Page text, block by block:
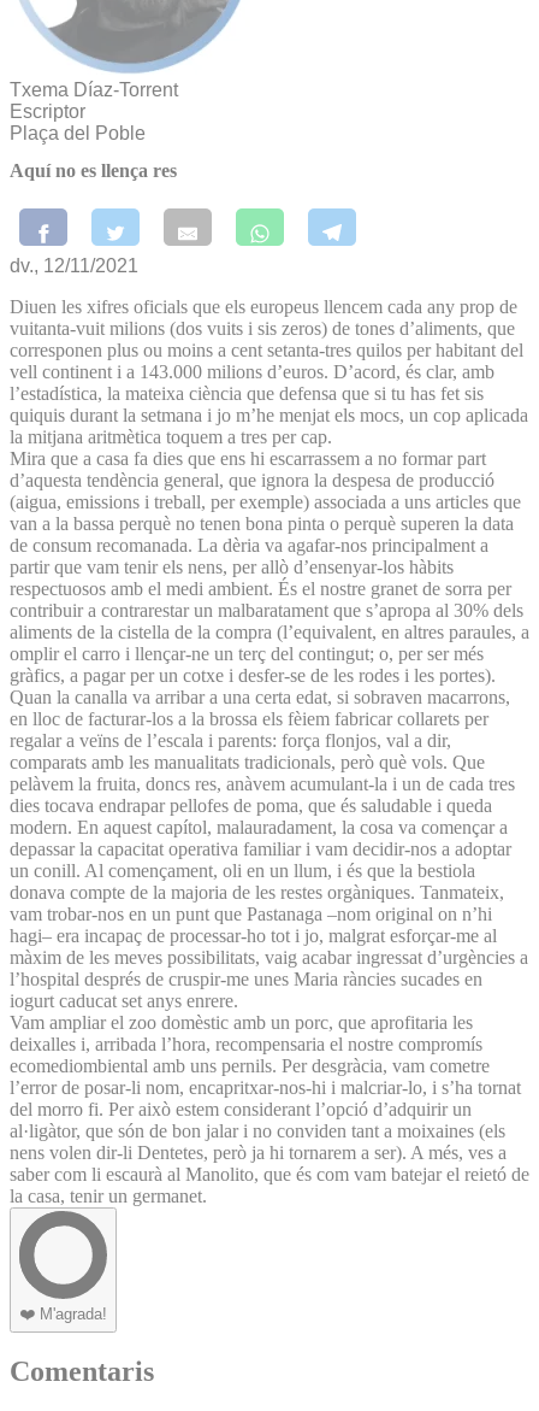
Txema Díaz-Torrent
Escriptor
Plaça del Poble
Aquí no es llença res
dv., 12/11/2021
Diuen les xifres oficials que els europeus llencem cada any prop de
vuitanta-vuit milions (dos vuits i sis zeros) de tones d’aliments, que
corresponen plus ou moins a cent setanta-tres quilos per habitant del
vell continent i a 143.000 milions d’euros. D’acord, és clar, amb
l’estadística, la mateixa ciència que defensa que si tu has fet sis
quiquis durant la setmana i jo m’he menjat els mocs, un cop aplicada
la mitjana aritmètica toquem a tres per cap.
Mira que a casa fa dies que ens hi escarrassem a no formar part
d’aquesta tendència general, que ignora la despesa de producció
(aigua, emissions i treball, per exemple) associada a uns articles que
van a la bassa perquè no tenen bona pinta o perquè superen la data
de consum recomanada. La dèria va agafar-nos principalment a
partir que vam tenir els nens, per allò d’ensenyar-los hàbits
respectuosos amb el medi ambient. És el nostre granet de sorra per
contribuir a contrarestar un malbaratament que s’apropa al 30% dels
aliments de la cistella de la compra (l’equivalent, en altres paraules, a
omplir el carro i llençar-ne un terç del contingut; o, per ser més
gràfics, a pagar per un cotxe i desfer-se de les rodes i les portes).
Quan la canalla va arribar a una certa edat, si sobraven macarrons,
en lloc de facturar-los a la brossa els fèiem fabricar collarets per
regalar a veïns de l’escala i parents: força flonjos, val a dir,
comparats amb les manualitats tradicionals, però què vols. Que
pelàvem la fruita, doncs res, anàvem acumulant-la i un de cada tres
dies tocava endrapar pellofes de poma, que és saludable i queda
modern. En aquest capítol, malauradament, la cosa va començar a
depassar la capacitat operativa familiar i vam decidir-nos a adoptar
un conill. Al començament, oli en un llum, i és que la bestiola
donava compte de la majoria de les restes orgàniques. Tanmateix,
vam trobar-nos en un punt que Pastanaga –nom original on n’hi
hagi– era incapaç de processar-ho tot i jo, malgrat esforçar-me al
màxim de les meves possibilitats, vaig acabar ingressat d’urgències a
l’hospital després de cruspir-me unes Maria ràncies sucades en
iogurt caducat set anys enrere.
Vam ampliar el zoo domèstic amb un porc, que aprofitaria les
deixalles i, arribada l’hora, recompensaria el nostre compromís
ecomediombiental amb uns pernils. Per desgràcia, vam cometre
l’error de posar-li nom, encapritxar-nos-hi i malcriar-lo, i s’ha tornat
del morro fi. Per això estem considerant l’opció d’adquirir un
al·ligàtor, que són de bon jalar i no conviden tant a moixaines (els
nens volen dir-li Dentetes, però ja hi tornarem a ser). A més, ves a
saber com li escaurà al Manolito, que és com vam batejar el reietó de
la casa, tenir un germanet.
❤️ M'agrada!
Comentaris